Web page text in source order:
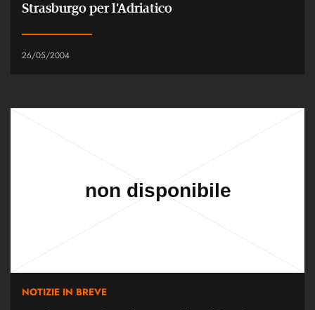
Strasburgo per l'Adriatico
26/05/2004
NOTIZIE IN BREVE